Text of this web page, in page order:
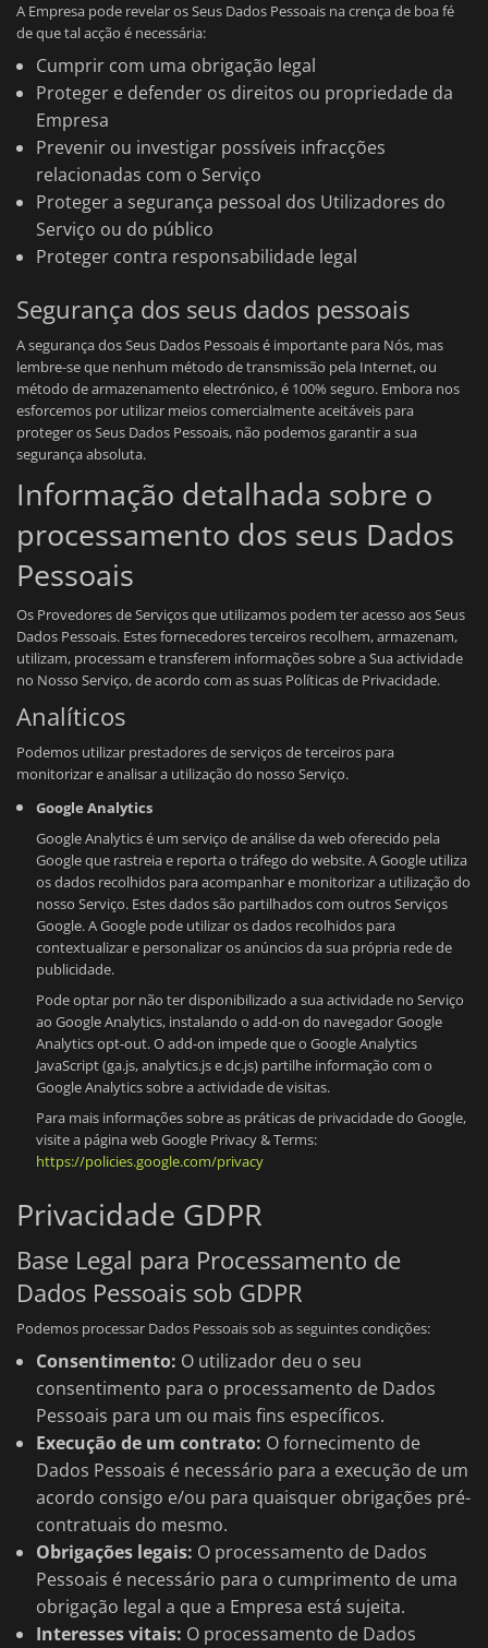
A Empresa pode revelar os Seus Dados Pessoais na crença de boa fé
de que tal acção é necessária:
Cumprir com uma obrigação legal
Proteger e defender os direitos ou propriedade da
Empresa
Prevenir ou investigar possíveis infracções
relacionadas com o Serviço
Proteger a segurança pessoal dos Utilizadores do
Serviço ou do público
Proteger contra responsabilidade legal
Segurança dos seus dados pessoais
A segurança dos Seus Dados Pessoais é importante para Nós, mas
lembre-se que nenhum método de transmissão pela Internet, ou
método de armazenamento electrónico, é 100% seguro. Embora nos
esforcemos por utilizar meios comercialmente aceitáveis para
proteger os Seus Dados Pessoais, não podemos garantir a sua
segurança absoluta.
Informação detalhada sobre o
processamento dos seus Dados
Pessoais
Os Provedores de Serviços que utilizamos podem ter acesso aos Seus
Dados Pessoais. Estes fornecedores terceiros recolhem, armazenam,
utilizam, processam e transferem informações sobre a Sua actividade
no Nosso Serviço, de acordo com as suas Políticas de Privacidade.
Analíticos
Podemos utilizar prestadores de serviços de terceiros para
monitorizar e analisar a utilização do nosso Serviço.
Google Analytics
Google Analytics é um serviço de análise da web oferecido pela
Google que rastreia e reporta o tráfego do website. A Google utiliza
os dados recolhidos para acompanhar e monitorizar a utilização do
nosso Serviço. Estes dados são partilhados com outros Serviços
Google. A Google pode utilizar os dados recolhidos para
contextualizar e personalizar os anúncios da sua própria rede de
publicidade.
Pode optar por não ter disponibilizado a sua actividade no Serviço
ao Google Analytics, instalando o add-on do navegador Google
Analytics opt-out. O add-on impede que o Google Analytics
JavaScript (ga.js, analytics.js e dc.js) partilhe informação com o
Google Analytics sobre a actividade de visitas.
Para mais informações sobre as práticas de privacidade do Google,
visite a página web Google Privacy & Terms:
https://policies.google.com/privacy
Privacidade GDPR
Base Legal para Processamento de
Dados Pessoais sob GDPR
Podemos processar Dados Pessoais sob as seguintes condições:
Consentimento: O utilizador deu o seu
consentimento para o processamento de Dados
Pessoais para um ou mais fins específicos.
Execução de um contrato: O fornecimento de
Dados Pessoais é necessário para a execução de um
acordo consigo e/ou para quaisquer obrigações pré-
contratuais do mesmo.
Obrigações legais: O processamento de Dados
Pessoais é necessário para o cumprimento de uma
obrigação legal a que a Empresa está sujeita.
Interesses vitais: O processamento de Dados